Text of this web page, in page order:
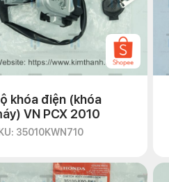
khóa điện (khóa
VN PCX 2010
35010KWN710